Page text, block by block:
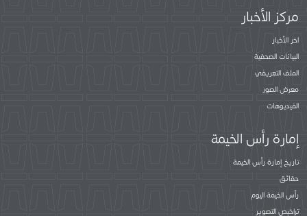
مركز الأخبار
اخر الأخبار
البيانات الصحفية
الملف التعريفي
معرض الصور
الفيديوهات
إمارة رأس الخيمة
تاريخ إمارة رأس الخيمة
حقائق
رأس الخيمة اليوم
تراخيص التصوير